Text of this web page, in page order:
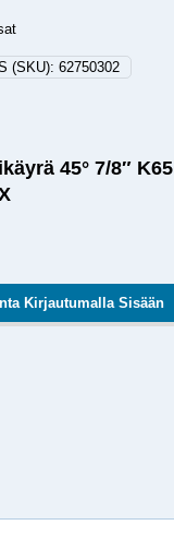
(SKU): 62750302
45° 7/8″ K65
Kirjautumalla Sisään